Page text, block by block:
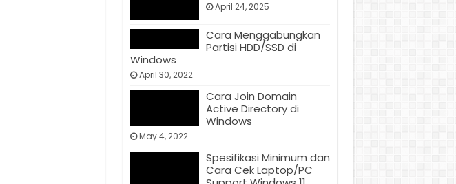
April 24, 2025
Cara Menggabungkan
Partisi HDD/SSD di
Windows
April 30, 2022
Cara Join Domain
Active Directory di
Windows
May 4, 2022
Spesifikasi Minimum dan
Cara Cek Laptop/PC